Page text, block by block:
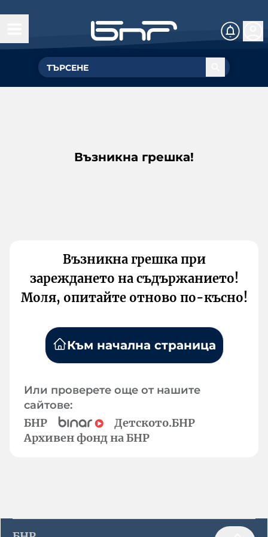
Възникна грешка!
Възникна грешка при
зареждането на съдържанието!
Моля, опитайте отново по-късно!
Към начална страница
Или проверете още от нашите
сайтове:
БНР
Детското.БНР
Архивен фонд на БНР